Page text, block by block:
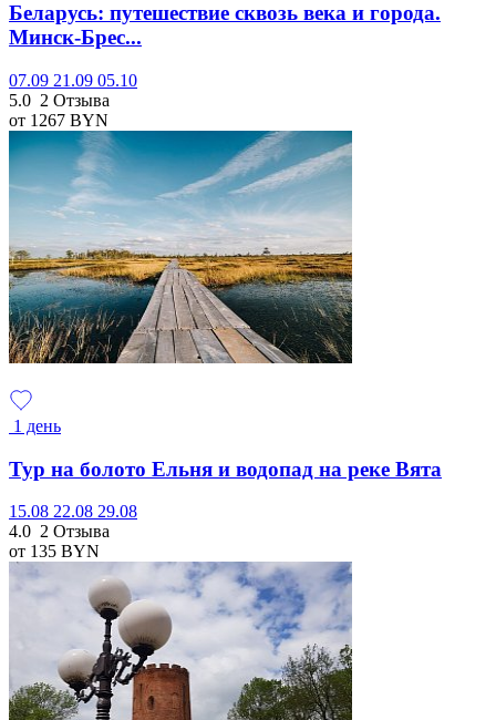
Беларусь: путешествие сквозь века и города.
Минск-Брес...
07.09 21.09 05.10
5.0 2 Отзыва
от 1267 BYN
1 день
Тур на болото Ельня и водопад на реке Вята
15.08 22.08 29.08
4.0 2 Отзыва
от 135 BYN